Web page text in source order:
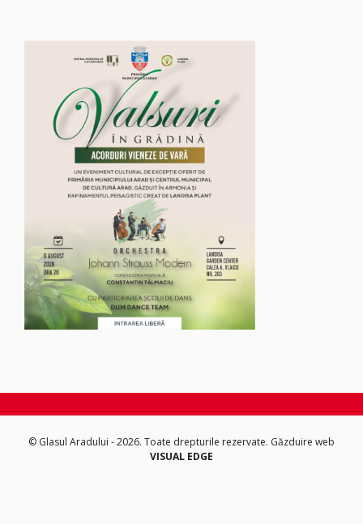
© Glasul Aradului - 2026. Toate drepturile rezervate. Găzduire web
VISUAL EDGE